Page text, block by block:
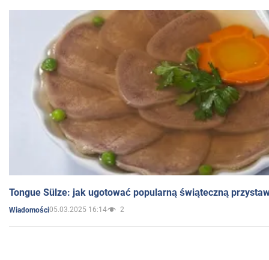
Tongue Sülze: jak ugotować popularną świąteczną
Wiadomości05.03.2025 16:14 2